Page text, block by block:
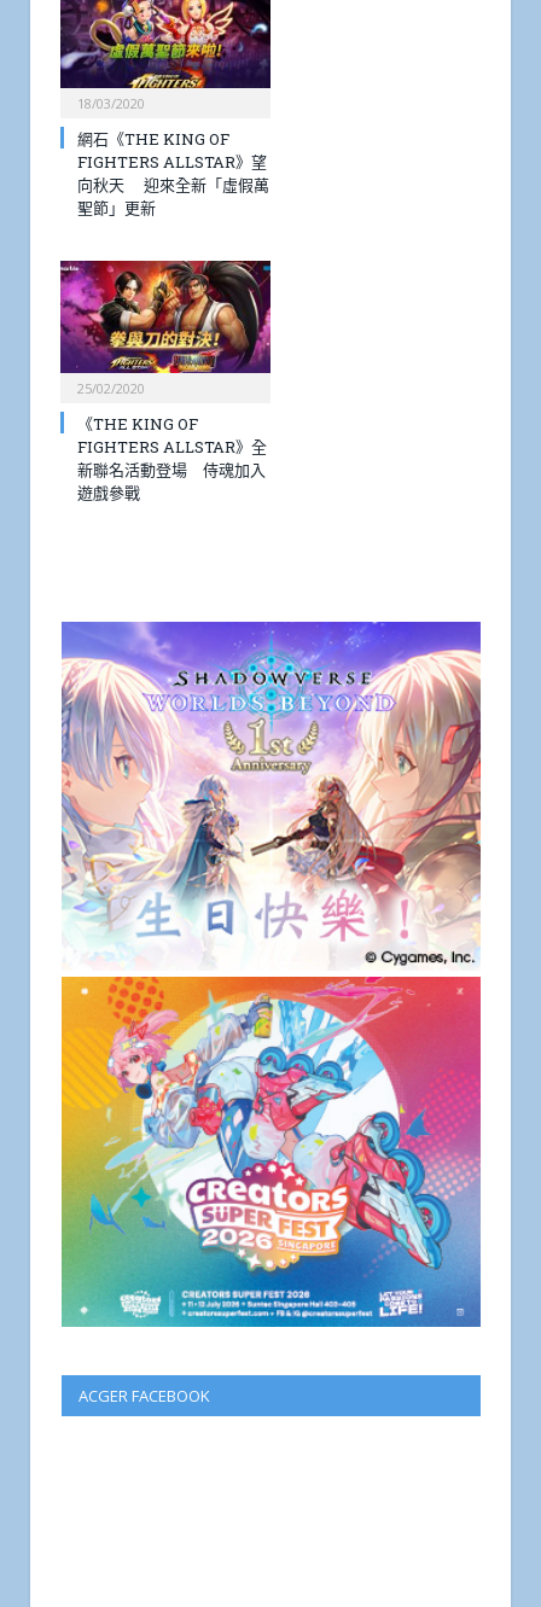
18/03/2020
網石《THE KING OF
FIGHTERS ALLSTAR》望
向秋天 迎來全新「虛假萬
聖節」更新
25/02/2020
《THE KING OF
FIGHTERS ALLSTAR》全
新聯名活動登場 侍魂加入
遊戲參戰
ACGER FACEBOOK